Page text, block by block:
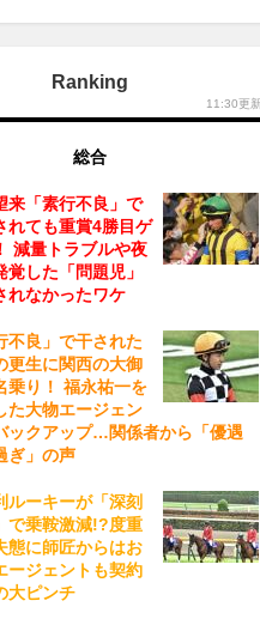
Ranking
11:30更
総合
来「素行不良」で
れても重賞4勝目ゲ
減量トラブルや夜
覚した「問題児」
れなかったワケ
不良」で干された
更生に関西の大御
乗り！ 福永祐一を
た大物エージェン
ックアップ…関係者から「優遇
ぎ」の声
ルーキーが「深刻
で乗鞍激減!?度重
態に師匠からはお
ージェントも契約
大ピンチ